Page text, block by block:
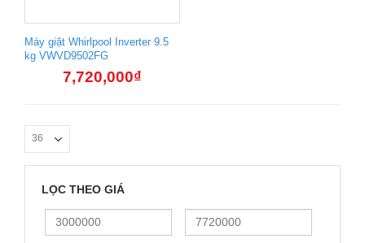
Máy giặt Whirlpool Inverter 9.5
kg VWVD9502FG
7,720,000₫
LỌC THEO GIÁ
Giá
Giá